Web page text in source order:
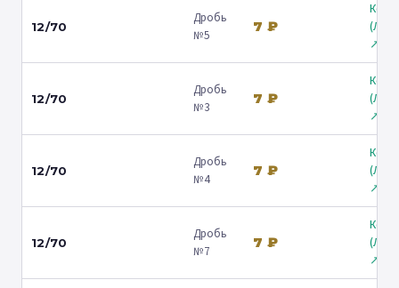
12/70
Дробь
№5
7 ₽
↗
12/70
Дробь
№3
7 ₽
↗
12/70
Дробь
№4
7 ₽
↗
12/70
Дробь
№7
7 ₽
↗